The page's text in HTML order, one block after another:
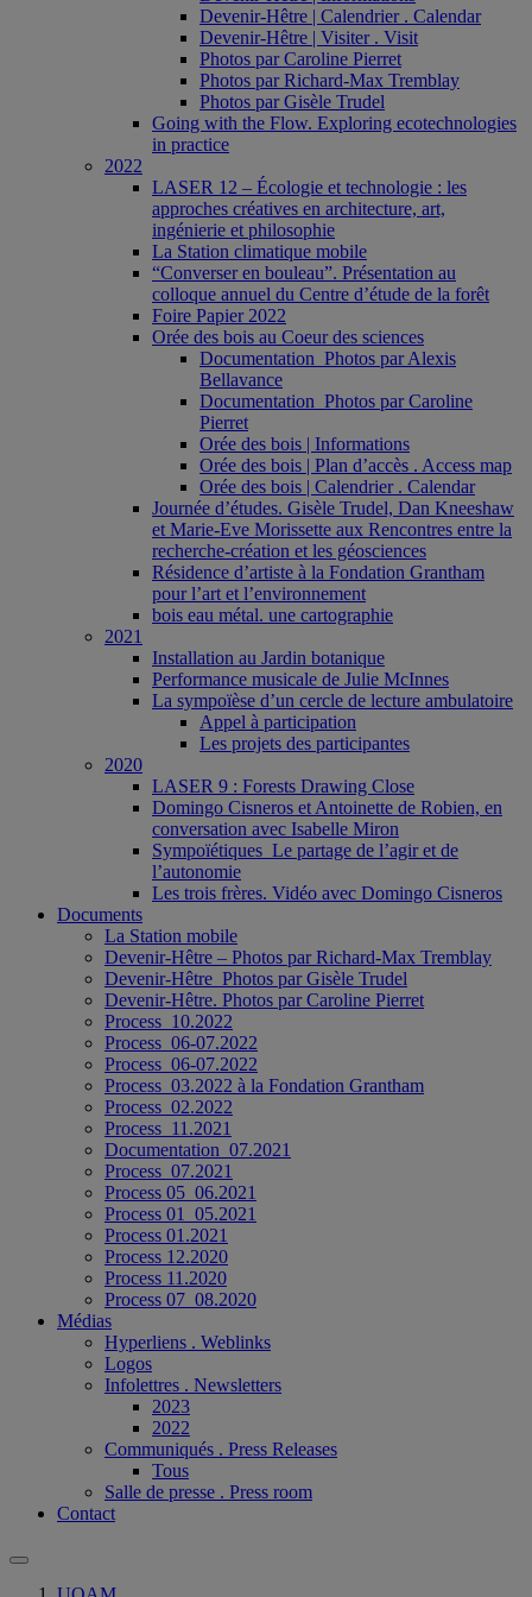
Devenir-Hêtre | Calendrier . Calendar
Devenir-Hêtre | Visiter . Visit
Photos par Caroline Pierret
Photos par Richard-Max Tremblay
Photos par Gisèle Trudel
Going with the Flow. Exploring ecotechnologies
in practice
2022
LASER 12 – Écologie et technologie : les
approches créatives en architecture, art,
ingénierie et philosophie
La Station climatique mobile
“Converser en bouleau”. Présentation au
colloque annuel du Centre d’étude de la forêt
Foire Papier 2022
Orée des bois au Coeur des sciences
Documentation_Photos par Alexis
Bellavance
Documentation_Photos par Caroline
Pierret
Orée des bois | Informations
Orée des bois | Plan d’accès . Access map
Orée des bois | Calendrier . Calendar
Journée d’études. Gisèle Trudel, Dan Kneeshaw
et Marie-Eve Morissette aux Rencontres entre la
recherche-création et les géosciences
Résidence d’artiste à la Fondation Grantham
pour l’art et l’environnement
bois eau métal. une cartographie
2021
Installation au Jardin botanique
Performance musicale de Julie McInnes
La sympoïèse d’un cercle de lecture ambulatoire
Appel à participation
Les projets des participantes
2020
LASER 9 : Forests Drawing Close
Domingo Cisneros et Antoinette de Robien, en
conversation avec Isabelle Miron
Sympoïétiques_Le partage de l’agir et de
l’autonomie
Les trois frères. Vidéo avec Domingo Cisneros
Documents
La Station mobile
Devenir-Hêtre – Photos par Richard-Max Tremblay
Devenir-Hêtre_Photos par Gisèle Trudel
Devenir-Hêtre. Photos par Caroline Pierret
Process_10.2022
Process_06-07.2022
Process_06-07.2022
Process_03.2022 à la Fondation Grantham
Process_02.2022
Process_11.2021
Documentation_07.2021
Process_07.2021
Process 05_06.2021
Process 01_05.2021
Process 01.2021
Process 12.2020
Process 11.2020
Process 07_08.2020
Médias
Hyperliens . Weblinks
Logos
Infolettres . Newsletters
2023
2022
Communiqués . Press Releases
Tous
Salle de presse . Press room
Contact